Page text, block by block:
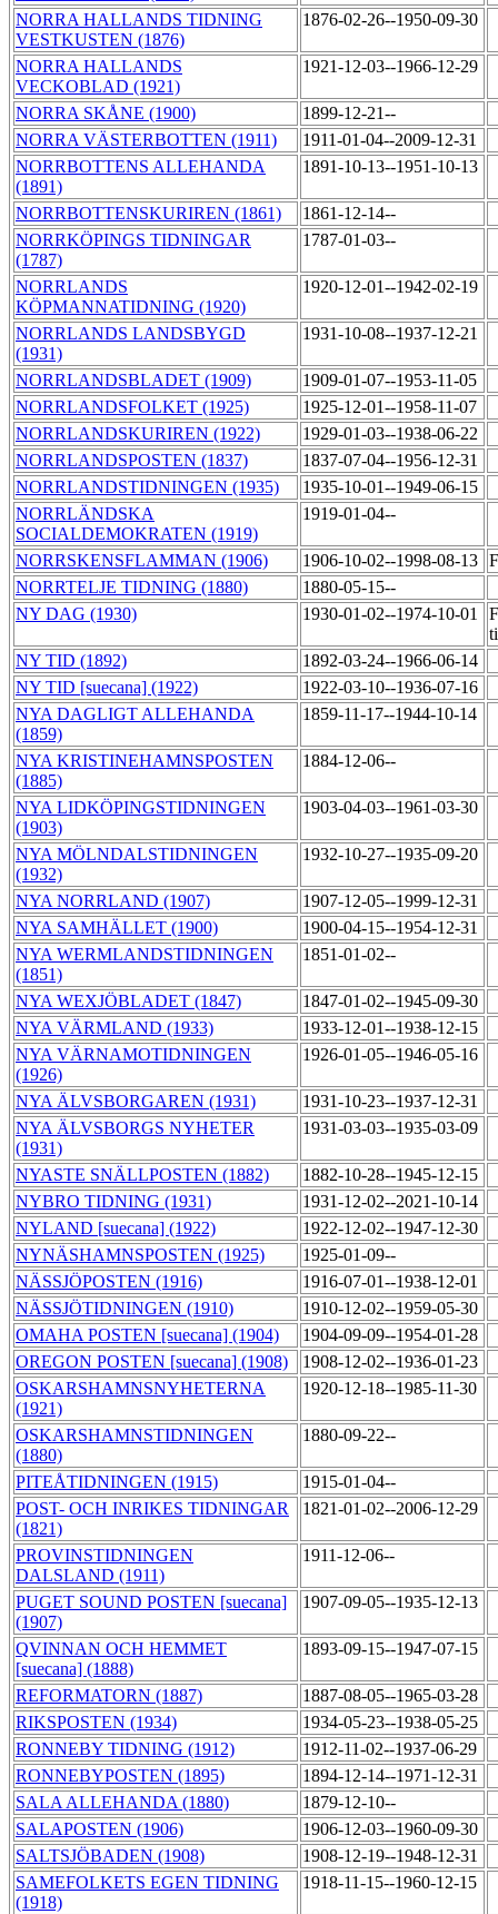
NORRA HALLANDS TIDNING
VESTKUSTEN (1876)
1876-02-26--1950-09-30
NORRA HALLANDS
VECKOBLAD (1921)
1921-12-03--1966-12-29
NORRA SKÅNE (1900)
1899-12-21--
NORRA VÄSTERBOTTEN (1911)
1911-01-04--2009-12-31
NORRBOTTENS ALLEHANDA
(1891)
1891-10-13--1951-10-13
NORRBOTTENSKURIREN (1861)
1861-12-14--
NORRKÖPINGS TIDNINGAR
(1787)
1787-01-03--
NORRLANDS
KÖPMANNATIDNING (1920)
1920-12-01--1942-02-19
NORRLANDS LANDSBYGD
(1931)
1931-10-08--1937-12-21
NORRLANDSBLADET (1909)
1909-01-07--1953-11-05
NORRLANDSFOLKET (1925)
1925-12-01--1958-11-07
NORRLANDSKURIREN (1922)
1929-01-03--1938-06-22
NORRLANDSPOSTEN (1837)
1837-07-04--1956-12-31
NORRLANDSTIDNINGEN (1935)
1935-10-01--1949-06-15
NORRLÄNDSKA
SOCIALDEMOKRATEN (1919)
1919-01-04--
NORRSKENSFLAMMAN (1906) 1906-10-02--1998-08-13
NORRTELJE TIDNING (1880)
1880-05-15--
NY DAG (1930)
1930-01-02--1974-10-01
NY TID (1892)
1892-03-24--1966-06-14
NY TID [suecana] (1922)
1922-03-10--1936-07-16
NYA DAGLIGT ALLEHANDA
(1859)
1859-11-17--1944-10-14
NYA KRISTINEHAMNSPOSTEN
(1885)
1884-12-06--
NYA LIDKÖPINGSTIDNINGEN
(1903)
1903-04-03--1961-03-30
NYA MÖLNDALSTIDNINGEN
(1932)
1932-10-27--1935-09-20
NYA NORRLAND (1907)
1907-12-05--1999-12-31
NYA SAMHÄLLET (1900)
1900-04-15--1954-12-31
NYA WERMLANDSTIDNINGEN
(1851)
1851-01-02--
NYA WEXJÖBLADET (1847)
1847-01-02--1945-09-30
NYA VÄRMLAND (1933)
1933-12-01--1938-12-15
NYA VÄRNAMOTIDNINGEN
(1926)
1926-01-05--1946-05-16
NYA ÄLVSBORGAREN (1931)
1931-10-23--1937-12-31
NYA ÄLVSBORGS NYHETER
(1931)
1931-03-03--1935-03-09
NYASTE SNÄLLPOSTEN (1882)
1882-10-28--1945-12-15
NYBRO TIDNING (1931)
1931-12-02--2021-10-14
NYLAND [suecana] (1922)
1922-12-02--1947-12-30
NYNÄSHAMNSPOSTEN (1925)
1925-01-09--
NÄSSJÖPOSTEN (1916)
1916-07-01--1938-12-01
NÄSSJÖTIDNINGEN (1910)
1910-12-02--1959-05-30
OMAHA POSTEN [suecana] (1904)
1904-09-09--1954-01-28
OREGON POSTEN [suecana] (1908)
1908-12-02--1936-01-23
OSKARSHAMNSNYHETERNA
(1921)
1920-12-18--1985-11-30
OSKARSHAMNSTIDNINGEN
(1880)
1880-09-22--
PITEÅTIDNINGEN (1915)
1915-01-04--
POST- OCH INRIKES TIDNINGAR
(1821)
1821-01-02--2006-12-29
PROVINSTIDNINGEN
DALSLAND (1911)
1911-12-06--
PUGET SOUND POSTEN [suecana]
(1907)
1907-09-05--1935-12-13
QVINNAN OCH HEMMET
[suecana] (1888)
1893-09-15--1947-07-15
REFORMATORN (1887)
1887-08-05--1965-03-28
RIKSPOSTEN (1934)
1934-05-23--1938-05-25
RONNEBY TIDNING (1912)
1912-11-02--1937-06-29
RONNEBYPOSTEN (1895)
1894-12-14--1971-12-31
SALA ALLEHANDA (1880)
1879-12-10--
SALAPOSTEN (1906)
1906-12-03--1960-09-30
SALTSJÖBADEN (1908)
1908-12-19--1948-12-31
SAMEFOLKETS EGEN TIDNING
(1918)
1918-11-15--1960-12-15